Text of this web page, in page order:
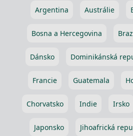
Argentina Austrálie
Bosna a Hercegovina
Dánsko Dominikánská
Francie Guatemala
Chorvatsko Indie Irsko
Japonsko Jihoafrická